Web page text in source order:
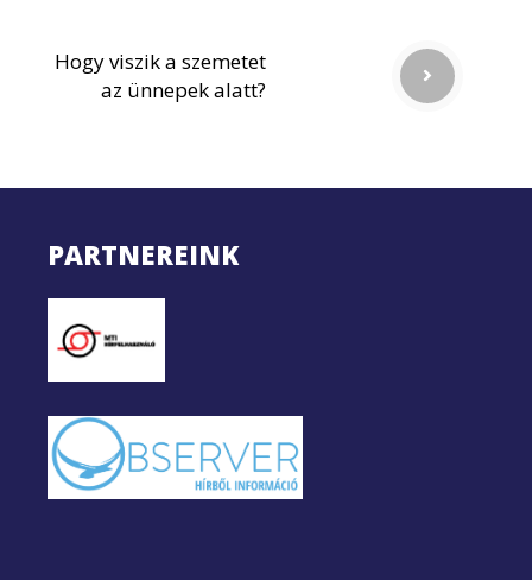
Hogy viszik a szemetet
az ünnepek alatt?
PARTNEREINK